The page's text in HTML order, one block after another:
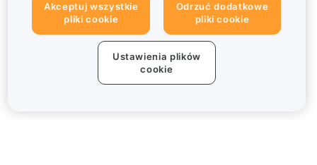
Akceptuj wszystkie
pliki cookie
Odrzuć dodatkowe
pliki cookie
Ustawienia plików
cookie